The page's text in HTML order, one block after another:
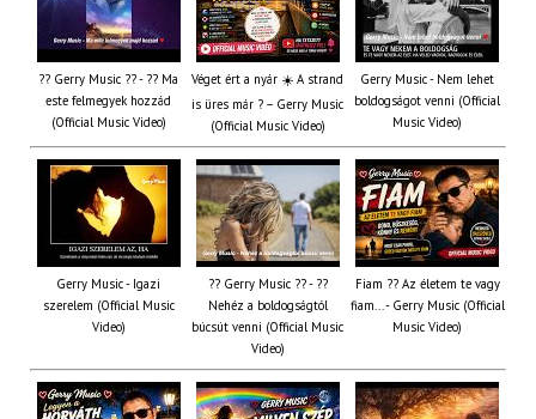
?? Gerry Music ?? - ?? Ma
este felmegyek hozzád
(Official Music Video)
Véget ért a nyár ☀️ A strand
is üres már ? – Gerry Music
(Official Music Video)
Gerry Music - Nem lehet
boldogságot venni (Official
Music Video)
Gerry Music - Igazi
szerelem (Official Music
Video)
?? Gerry Music ?? - ??
Nehéz a boldogságtól
búcsút venni (Official Music
Video)
Fiam ?‍? Az életem te vagy
fiam... - Gerry Music (Official
Music Video)